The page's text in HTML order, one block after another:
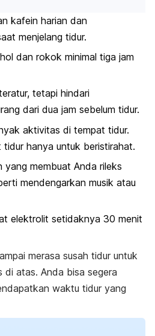
kafein harian dan
menjelang tidur.
dan rokok minimal tiga jam
tetapi hindari
dari dua jam sebelum tidur.
aktivitas di tempat tidur.
tidur hanya untuk beristirahat.
yang membuat Anda rileks
mendengarkan musik atau
elektrolit setidaknya 30 menit
merasa susah tidur untuk
di atas. Anda bisa segera
waktu tidur yang